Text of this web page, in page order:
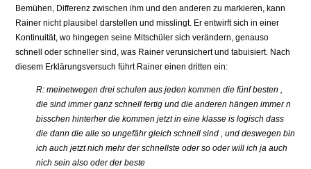
Bemühen, Differenz zwischen ihm und den anderen zu markieren, kann
Rainer nicht plausibel darstellen und misslingt. Er entwirft sich in einer
Kontinuität, wo hingegen seine Mitschüler sich verändern, genauso
schnell oder schneller sind, was Rainer verunsichert und tabuisiert. Nach
diesem Erklärungsversuch führt Rainer einen dritten ein:
R: meinetwegen drei schulen aus jeden kommen die fünf besten ,
die sind immer ganz schnell fertig und die anderen hängen immer n
bisschen hinterher die kommen jetzt in eine klasse is logisch dass
die dann die alle so ungefähr gleich schnell sind , und deswegen bin
ich auch jetzt nich mehr der schnellste oder so oder will ich ja auch
nich sein also oder der beste